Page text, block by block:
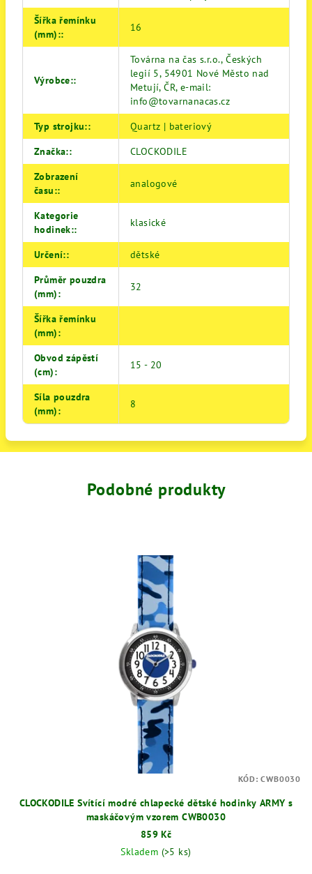
Šířka řemínku
(mm)::
16
Výrobce::
Továrna na čas s.r.o., Českých
legií 5, 54901 Nové Město nad
Metují, ČR, e-mail:
info@tovarnanacas.cz
Typ strojku::
Quartz | bateriový
Značka::
CLOCKODILE
Zobrazení
času::
analogové
Kategorie
hodinek::
klasické
Určení::
dětské
Průměr pouzdra
(mm):
32
Šířka řemínku
(mm):
Obvod zápěstí
(cm):
15 - 20
Síla pouzdra
(mm):
8
Podobné produkty
CLOCKODILE Svítící modré chlapecké dětské hodinky ARMY s
maskáčovým vzorem CWB0030
859 Kč
Skladem (>5 ks)
KÓD:CWB0030